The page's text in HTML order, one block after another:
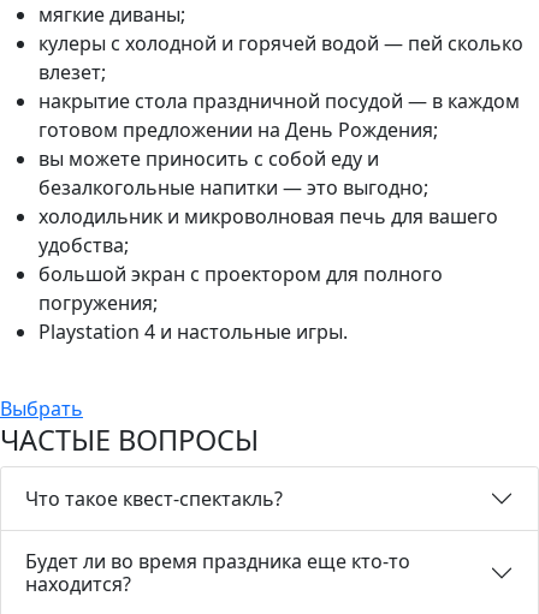
мягкие диваны;
кулеры с холодной и горячей водой — пей сколько
влезет;
накрытие стола праздничной посудой — в каждом
готовом предложении на День Рождения;
вы можете приносить с собой еду и
безалкогольные напитки — это выгодно;
холодильник и микроволновая печь для вашего
удобства;
большой экран с проектором для полного
погружения;
Playstation 4 и настольные игры.
Выбрать
ЧАСТЫЕ ВОПРОСЫ
Что такое квест-спектакль?
Будет ли во время праздника еще кто-то
находится?